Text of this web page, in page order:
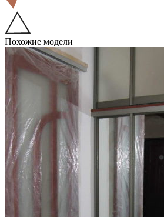
Похожие модели